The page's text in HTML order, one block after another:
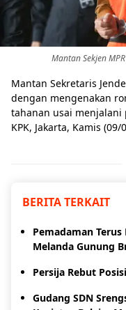
Mantan Sekjen
Mantan Sekretaris
dengan mengenakan
tahanan usai menjalani
KPK, Jakarta, Kamis
BERITA TERKAIT
Pemadaman
Melanda Gunung
Persija Rebut
Gudang SDN